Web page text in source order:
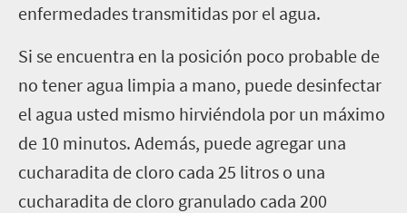
enfermedades transmitidas por el agua.
Si se encuentra en la posición poco probable de
no tener agua limpia a mano, puede desinfectar
el agua usted mismo hirviéndola por un máximo
de 10 minutos. Además, puede agregar una
cucharadita de cloro cada 25 litros o una
cucharadita de cloro granulado cada 200